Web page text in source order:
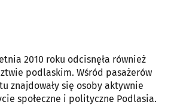
2010 roku odcisnęła również
podlaskim. Wśród pasażerów
znajdowały się osoby aktywnie
społeczne i polityczne Podlasia.